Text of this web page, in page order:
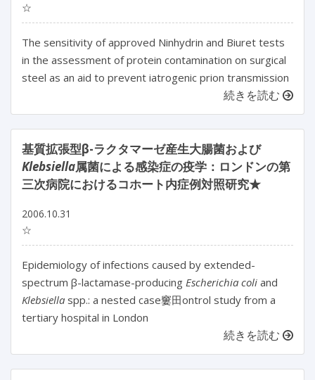
☆
The sensitivity of approved Ninhydrin and Biuret tests
in the assessment of protein contamination on surgical
steel as an aid to prevent iatrogenic prion transmission
続きを読む
基質拡張型β-ラクタマーゼ産生大腸菌および
Klebsiella属菌による感染症の疫学：ロンドンの第
三次病院におけるコホート内症例対照研究★
2006.10.31
☆
Epidemiology of infections caused by extended-
spectrum β-lactamase-producing Escherichia coli and
Klebsiella spp.: a nested case窶田ontrol study from a
tertiary hospital in London
続きを読む